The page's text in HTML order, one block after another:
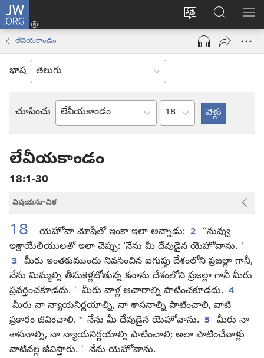
JW.ORG
సైట్
భాష
మార్చండి
లాగిన్
(కొత్త
ఓపెన్‌
JW.ORGలో
వెదకండి
లేవీయకాండం
భాష
చూపించు
బైబిలు
అధ్యాయం
లేవీయకాండం
18:1-30
విషయసూచిక
18 యెహోవా మోషేతో ఇంకా ఇలా అన్నాడు: 2 “నువ్వు
ఇశ్రాయేలీయులతో ఇలా చెప్పు: ‘నేను మీ దేవుడైన యెహోవాను. +
3 మీరు ఇంతకుముందు నివసించిన ఐగుప్తు దేశంలోని ప్రజల్లా గానీ,
నేను మిమ్మల్ని తీసుకెళ్లబోతున్న కనాను దేశంలోని ప్రజల్లా గానీ మీరు
ప్రవర్తించకూడదు. + మీరు వాళ్ల ఆచారాల్ని పాటించకూడదు. 4
మీరు నా న్యాయనిర్ణయాల్ని, నా శాసనాల్ని పాటించాలి, వాటి
ప్రకారం జీవించాలి. + నేను మీ దేవుడైన యెహోవాను. 5 మీరు నా
శాసనాల్ని, నా న్యాయనిర్ణయాల్ని పాటించాలి; అలా పాటించేవాళ్లు
వాటివల్ల జీవిస్తారు. + నేను యెహోవాను.